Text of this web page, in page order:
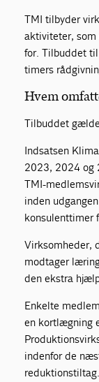
TMI tilbyder
aktiviteter, som
for. Tilbuddet
timers
Hvem
Tilbuddet
Indsatsen
2023, 2024 og
TMI-
inden
konsulenttimer
Virksomheder,
modtager
den ekstra
Enkelte
en kortlægning
indenfor de